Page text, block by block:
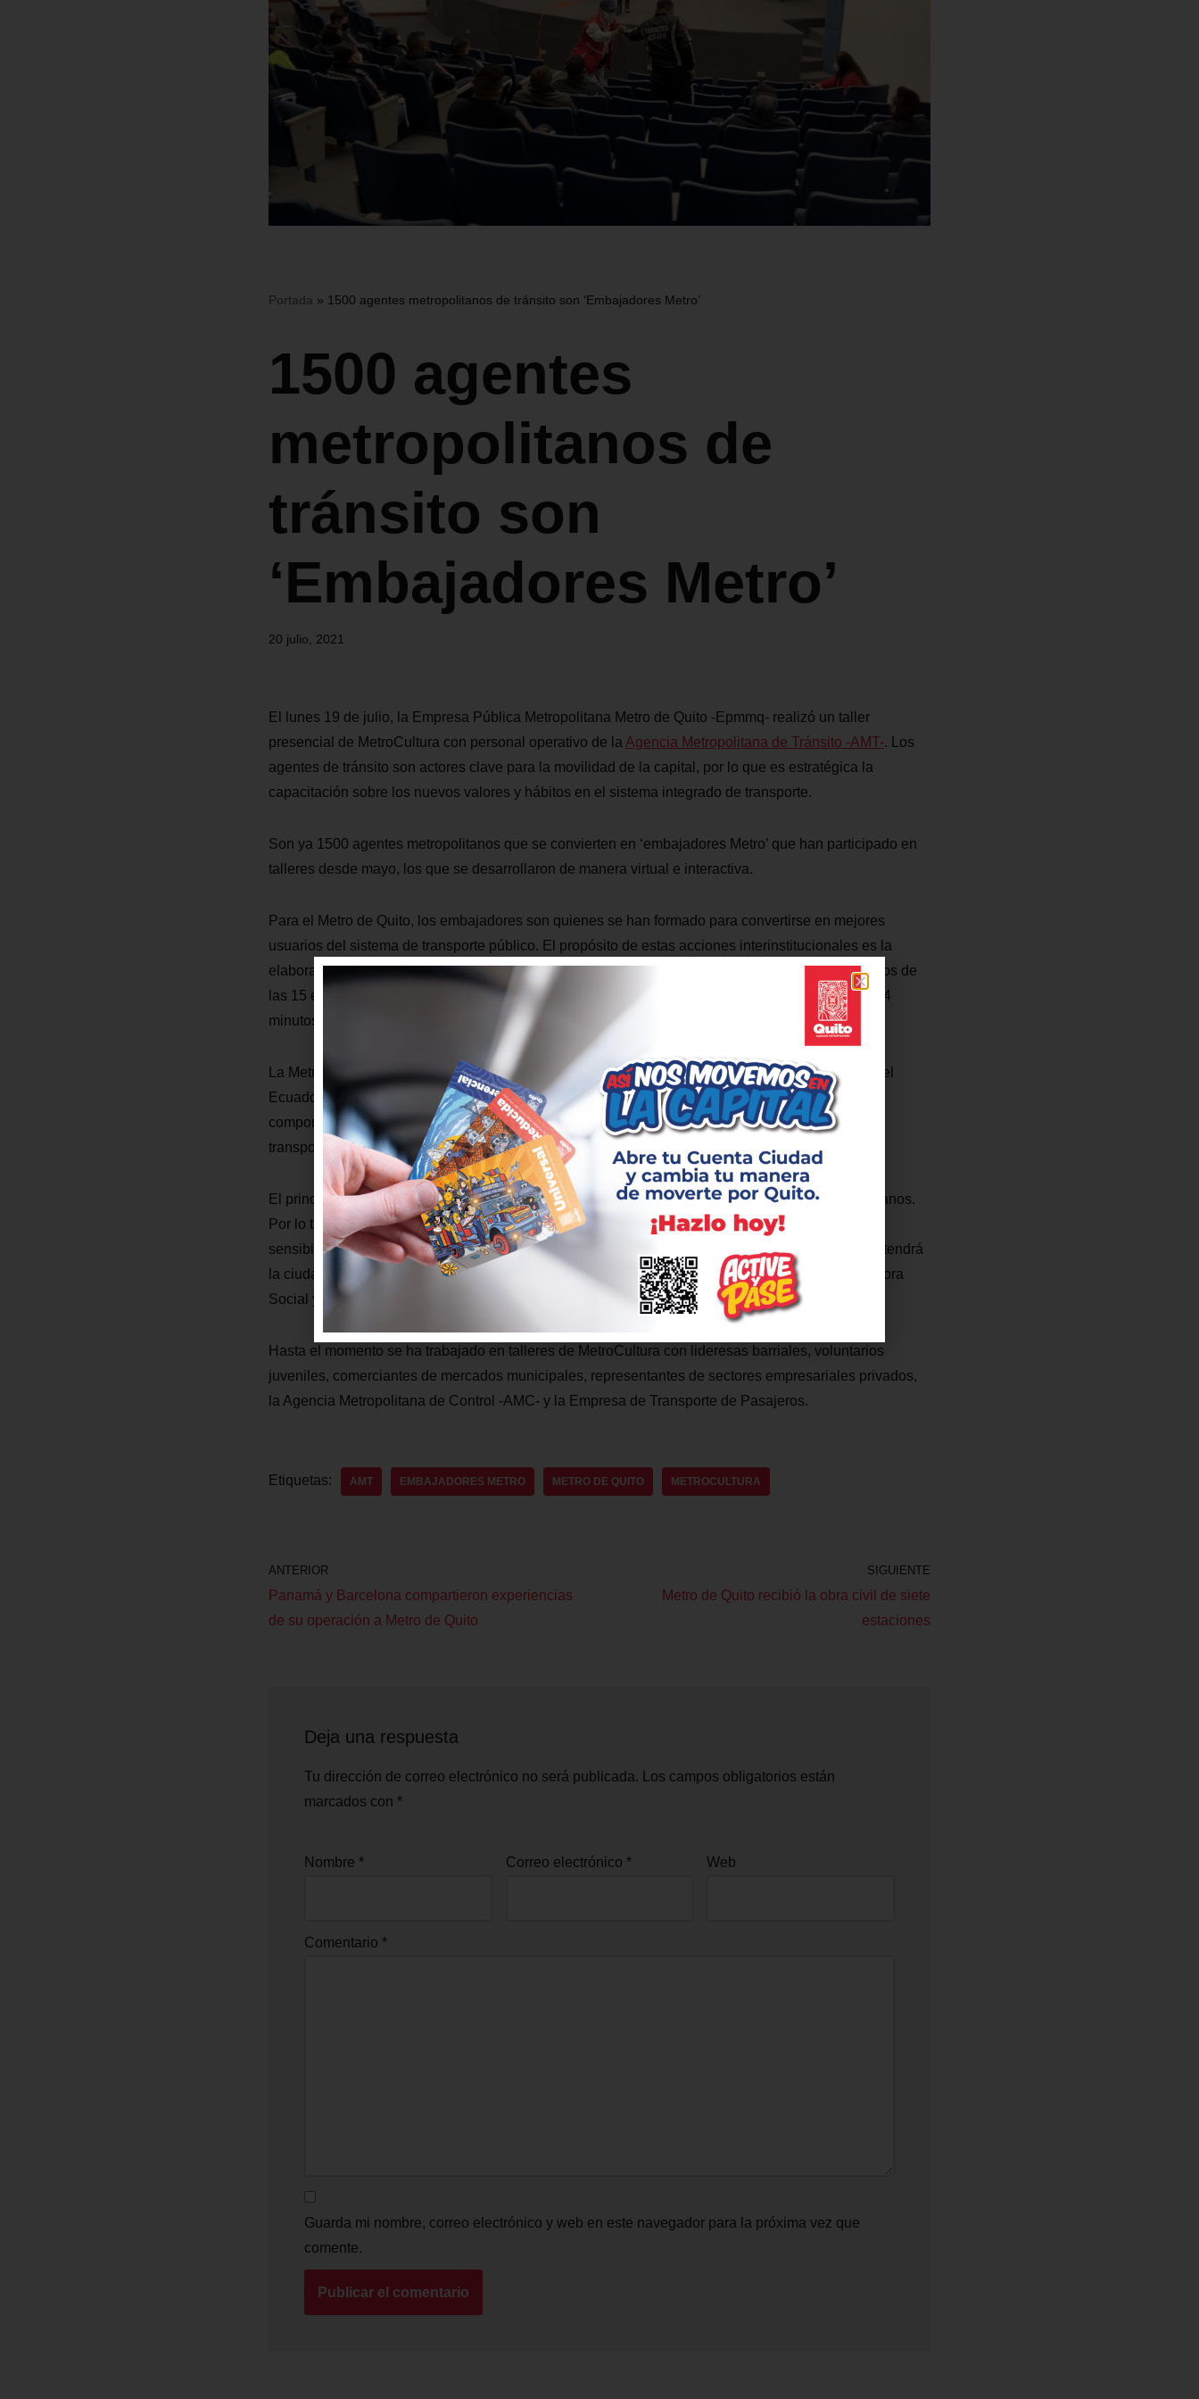
Portada » 1500 agentes metropolitanos de tránsito son ‘Embajadores Metro’
1500 agentes
metropolitanos de
tránsito son
‘Embajadores Metro’
20 julio, 2021
El lunes 19 de julio, la Empresa Pública Metropolitana Metro de Quito -Epmmq- realizó un taller
presencial de MetroCultura con personal operativo de la Agencia Metropolitana de Tránsito -AMT-. Los
agentes de tránsito son actores clave para la movilidad de la capital, por lo que es estratégica la
capacitación sobre los nuevos valores y hábitos en el sistema integrado de transporte.
Son ya 1500 agentes metropolitanos que se convierten en ‘embajadores Metro’ que han participado en
talleres desde mayo, los que se desarrollaron de manera virtual e interactiva.
Para el Metro de Quito, los embajadores son quienes se han formado para convertirse en mejores
usuarios del sistema de transporte público. El propósito de estas acciones interinstitucionales es la
elaboración de planes de movilidad que faciliten la circulación en las zonas cercanas a los accesos de
las 15 estaciones del nuevo sistema subterráneo que conectará el norte y el sur de la ciudad en 34
minutos.
La MetroCultura es un modelo de gestión elaborado en cooperación con la Universidad Central del
Ecuador que sensibilizará a los actuales y futuros pasajeros del transporte masivo sobre
comportamientos y valores ciudadanos, encaminándolos así hacia una mejor convivencia en el
transporte público.
El principio del que parte este modelo de gestión social es: mejores usuarios son mejores ciudadanos.
Por lo tanto, “es importante que los agentes y el personal administrativo de la AMT, se capaciten y
sensibilicen en temas de MetroCultura porque forman parte importante de la nueva dinámica que tendrá
la ciudad cuando inicien las operaciones del Metro de Quito”, comentó María José Escobar, directora
Social y Patrimonial de la Epmmq.
Hasta el momento se ha trabajado en talleres de MetroCultura con lideresas barriales, voluntarios
juveniles, comerciantes de mercados municipales, representantes de sectores empresariales privados,
la Agencia Metropolitana de Control -AMC- y la Empresa de Transporte de Pasajeros.
Etiquetas: AMT EMBAJADORES METRO METRO DE QUITO METROCULTURA
ANTERIOR
Panamá y Barcelona compartieron experiencias
de su operación a Metro de Quito
SIGUIENTE
Metro de Quito recibió la obra civil de siete
estaciones
Deja una respuesta
Tu dirección de correo electrónico no será publicada.
Los campos obligatorios están
marcados con *
Nombre * Correo electrónico * Web
Comentario *
Guarda mi nombre, correo electrónico y web en este navegador para la próxima vez que
comente.